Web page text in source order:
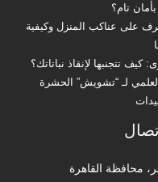
تام؟
على عناكب المنزل وكيفية
كيف تتجنبها لإنقاذ نباتاتك؟
العلمي لـ “تشويش” الحشرة